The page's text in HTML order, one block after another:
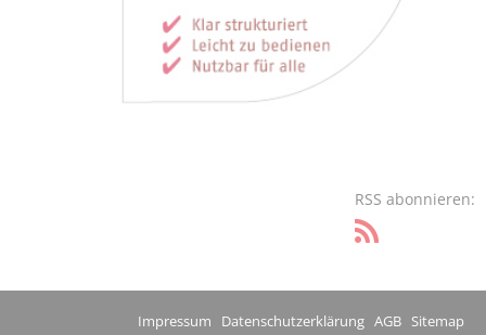
RSS abonnieren:
Impressum Datenschutzerklärung AGB Sitemap